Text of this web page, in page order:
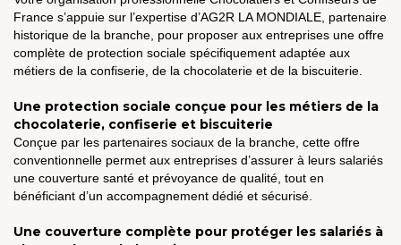
France s’appuie sur l’expertise d’AG2R LA MONDIALE, partenaire
historique de la branche, pour proposer aux entreprises une offre
complète de protection sociale spécifiquement adaptée aux
métiers de la confiserie, de la chocolaterie et de la biscuiterie.
Une protection sociale conçue pour les métiers de la
chocolaterie, confiserie et biscuiterie
Conçue par les partenaires sociaux de la branche, cette offre
conventionnelle permet aux entreprises d’assurer à leurs salariés
une couverture santé et prévoyance de qualité, tout en
bénéficiant d’un accompagnement dédié et sécurisé.
Une couverture complète pour protéger les salariés à